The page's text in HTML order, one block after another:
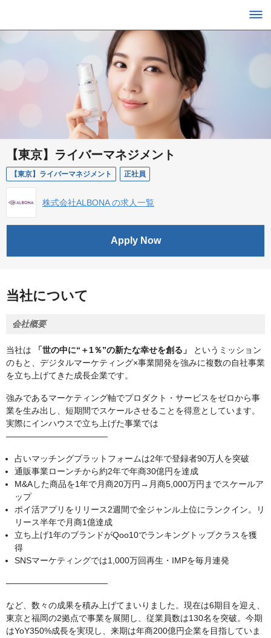
【東京】ライバーマネジメント
【東京】ライバーマネジメント 正社員
株式会社ALBONA の求人一覧
Apply Now
当社について
会社概要
当社は 「世の中に“＋1％”の新たな幸せを創る」
というミッション
のもと、デジタルマーケティング×事業開発を強みに複数の自社事業
を立ち上げてきた成長企業です。
強みであるマーケティング軸でプロダクト・サービスをゼロから事
業を生み出し、短期間でスケールさせることを得意としています。
実際にインハウスで立ち上げた事業では
――――――――――――
占いマッチングプラットフォームは2年で登録者90万人を突破
通販事業ローンチから約2年で年商30億円を達成
M&Aした商品を1年で月商20万円→月商5,000万円までスケールア
ップ
ポイ活アプリをリリース2週間で全ジャンル上位にランクイン。リ
リース半年で月商1億達成
立ち上げ1年のブランドがQoo10でランキングトップクラスを獲
得
SNSマーケティングでは1,000万回再生・IMPを毎月連発
――――――――――――
など、数々の成果を積み上げてまいりました。現在は6期目を迎え、
東京と福岡の2拠点で事業を展開し、従業員数は130名を突破。今期
はYoY350%成長を実現し、来期は年商200億円企業を目指していま